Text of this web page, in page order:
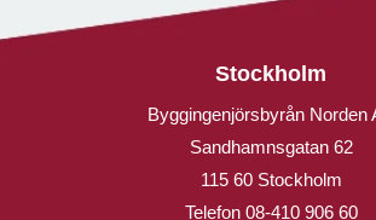
Stockholm
Byggingenjörsbyrån Norden
Sandhamnsgatan 62
115 60 Stockholm
Telefon 08-410 906 60